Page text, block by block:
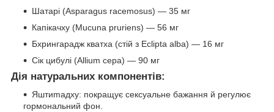
Шатарі (Asparagus racemosus) — 35 мг
Капікачху (Mucuna pruriens) — 56 мг
Бхрингарадж кватха (стій з Eclipta alba) — 16 мг
Сік цибулі (Allium cepa) — 90 мг
Дія натуральних компонентів:
Яштиmaдху: покращує сексуальне бажання й регулює
гормональний фон.